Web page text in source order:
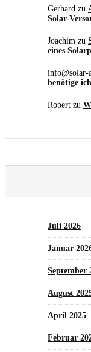
Gerhard zu
Solar-
Joachim zu
eines
info@solar-
benötige
Robert zu
Juli 2026
Januar
September
August
April 2025
Februar